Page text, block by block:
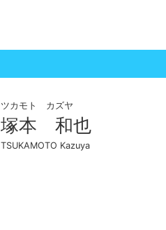
ツカモト カズヤ
塚本 和也
TSUKAMOTO Kazuya